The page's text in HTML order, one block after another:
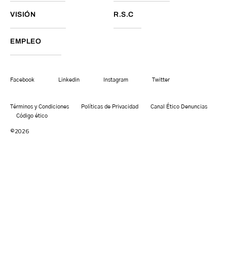
VISIÓN R.S.C
EMPLEO
Facebook Linkedin Instagram Twitter
Términos y Condiciones Políticas de Privacidad
Canal Ético Denuncias
Código ético
©2026